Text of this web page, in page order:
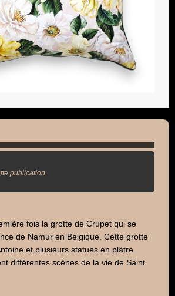
publication
fois la grotte de Crupet qui se
de Namur en Belgique. Cette grotte
et plusieurs statues en plâtre
différentes scènes de la vie de Saint